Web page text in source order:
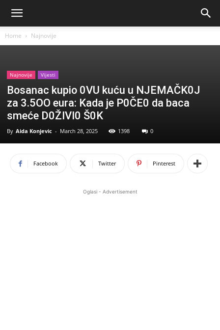
Home Najnovije
Najnovije Vijesti
Bosanac kupio 0VU kuću u NJEMAČK0J
za 3.5OO eura: Kada je P0ČE0 da baca
smeće D0ŽIVI0 Š0K
By Aida Konjevic - March 28, 2025 1398 0
Facebook Twitter Pinterest
Oglasi - Advertisement